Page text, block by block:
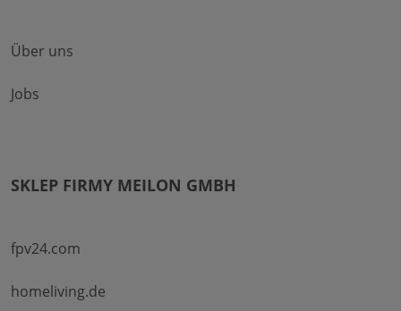
Über uns
Jobs
SKLEP FIRMY MEILON GMBH
fpv24.com
homeliving.de